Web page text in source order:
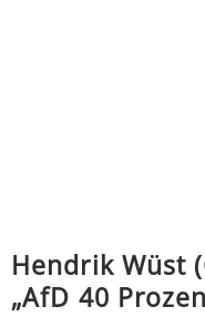
Hendrik Wüst
„AfD 40